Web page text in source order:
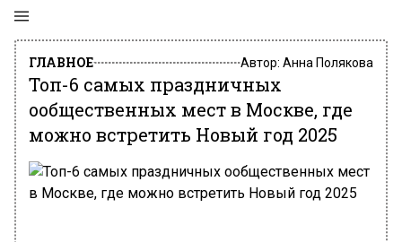
ГЛАВНОЕ Автор: Анна Полякова
Топ-6 самых праздничных
ообщественных мест в Москве, где
можно встретить Новый год 2025